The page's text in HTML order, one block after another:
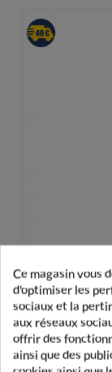
SVR
Ce magasin vous
d'optimiser les
sociaux et la
aux réseaux
offrir des
ainsi que des